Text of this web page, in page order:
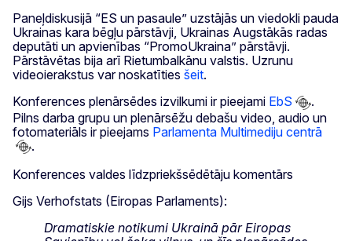
Paneļdiskusijā “ES un pasaule” uzstājās un viedokli pauda
Ukrainas kara bēgļu pārstāvji, Ukrainas Augstākās radas
deputāti un apvienības “PromoUkraina” pārstāvji.
Pārstāvētas bija arī Rietumbalkānu valstis. Uzrunu
videoierakstus var noskatīties šeit.
Konferences plenārsēdes izvilkumi ir pieejami EbS
.
Pilns darba grupu un plenārsēžu debašu video, audio un
fotomateriāls ir pieejams Parlamenta Multimediju centrā
.
Konferences valdes līdzpriekšsēdētāju komentārs
Gijs Verhofstats (Eiropas Parlaments):
Dramatiskie notikumi Ukrainā pār Eiropas